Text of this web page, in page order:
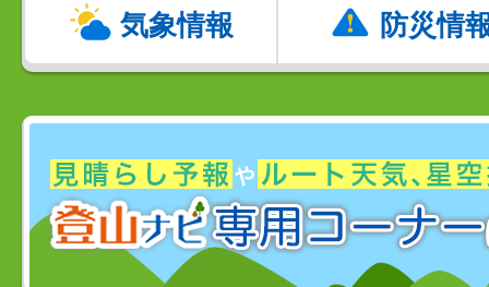
気象情報 防災情